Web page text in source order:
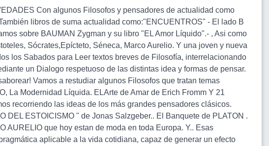
Con algunos Filosofos y pensadores de actualidad como
libros de suma actualidad como:"ENCUENTROS" - El lado B
sobre BAUMAN Zygman y su libro "EL Amor Líquido".- , Asi como
Sócrates,Epícteto, Séneca, Marco Aurelio. Y una joven y nueva
los Sabados para Leer textos breves de Filosofía, interrelacionando
un Dialogo respetuoso de las distintas idea y formas de pensar.
Vamos a restudiar algunos Filosofos que tratan temas
La Modernidad Líquida. ELArte de Amar de Erich Fromm Y 21
recorriendo las ideas de los más grandes pensadores clásicos.
ESTOICISMO " de Jonas Salzgeber.. El Banquete de PLATON .
AURELIO que hoy estan de moda en toda Europa. Y.. Esas
aplicable a la vida cotidiana, capaz de generar un efecto